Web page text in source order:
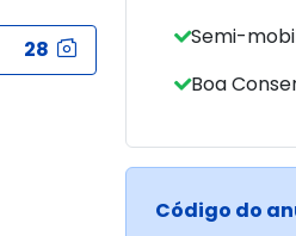
28
Semi-
Boa
Código do